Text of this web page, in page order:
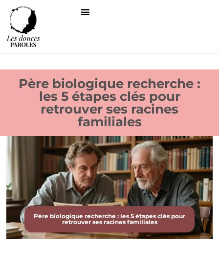
Père biologique recherche :
les 5 étapes clés pour
retrouver ses racines
familiales
Père biologique recherche : les 5 étapes clés pour
retrouver ses racines familiales